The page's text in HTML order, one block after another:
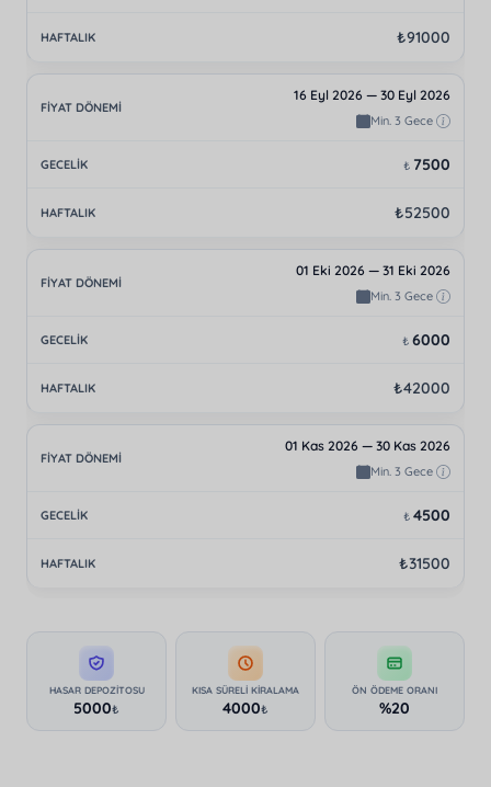
₺91000
16 Eyl 2026 — 30 Eyl 2026
Min. 3 Gece
₺ 7500
₺52500
01 Eki 2026 — 31 Eki 2026
Min. 3 Gece
₺ 6000
₺42000
01 Kas 2026 — 30 Kas 2026
Min. 3 Gece
₺ 4500
₺31500
HASAR DEPOZITOSU
5000₺
KISA SÜRELI KIRALAMA
4000₺
ÖN ÖDEME ORANI
%20